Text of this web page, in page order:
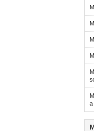
a